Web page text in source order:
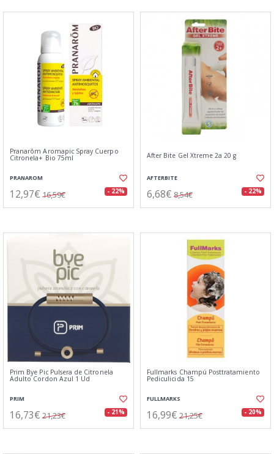
Pranarôm Aromapic Spray Cuerpo
Citronela+ Bio 75ml
PRANAROM
12,97€ 16,59€ - 22%
After Bite Gel Xtreme 2a 20 g
AFTERBITE
6,68€ 8,54€ - 22%
Prim Bye Pic Pulsera de Citronela
Adulto Cordon Azul 1 Ud
PRIM
16,73€ 21,23€ - 21%
Fullmarks Champú Posttratamiento
Pediculicida 15
FULLMARKS
16,99€ 21,25€ - 20%